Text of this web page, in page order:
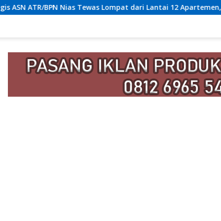
Lompat dari Lantai 12 Apartemen, Berawal dari Pesan